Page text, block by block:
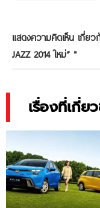
แสดงความคิดเห็น เกี่ย
JAZZ 2014 ใหม่” "
เรื่องที่เกี่ย